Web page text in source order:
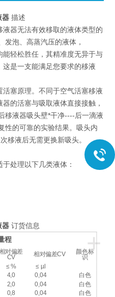
器 描述
器无法有效移取的液体类型的
发泡、高蒸汽压的液体，
轻松胜任，其精准度无异于与
是一支能满足您要求的移液
塞原理。不同于空气活塞移液
的活塞与吸取液体直接接触，
移液器吸头壁*干净----后一滴液
性的可靠的实验结果。吸头内
移液后无需更换新吸头。
处理以下几类液体：
器 订货信息
+
程
相对偏差
CV 相对偏差CV 颜色标
识
≤ %
≤ µl
4,0 0,04
白色
2,0 0,04 白色
0,8 0,04 白色